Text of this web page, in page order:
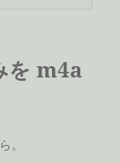
を m4a
。